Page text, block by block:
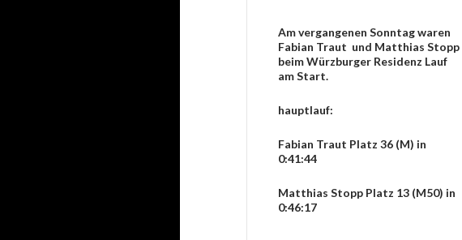
Am vergangenen Sonntag waren
Fabian Traut und Matthias Stopp
beim Würzburger Residenz Lauf
am Start.
hauptlauf:
Fabian Traut Platz 36 (M) in
0:41:44
Matthias Stopp Platz 13 (M50) in
0:46:17